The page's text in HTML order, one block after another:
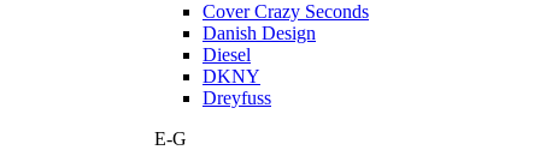
Cover Crazy Seconds
Danish Design
Diesel
DKNY
Dreyfuss
E-G